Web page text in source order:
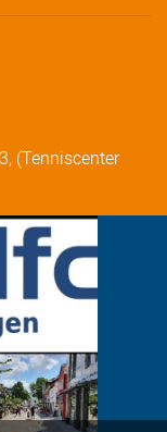
(Tenniscenter